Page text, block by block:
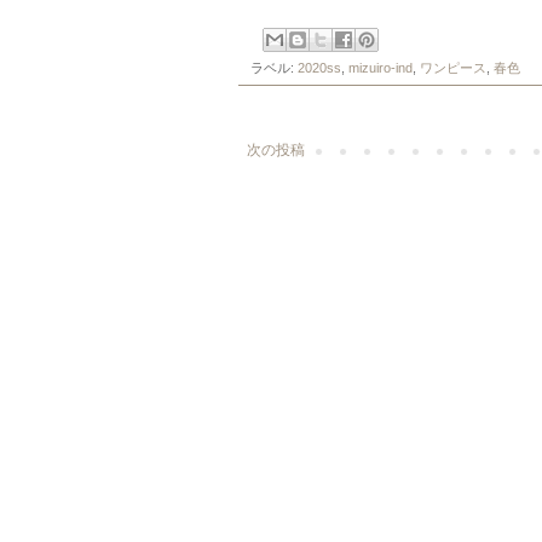
ラベル: 2020ss mizuiro-ind ワンピース 春色
次の投稿